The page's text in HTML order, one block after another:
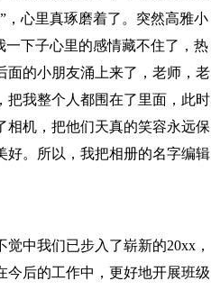
，心里真琢磨着了。突然高雅小
一下子心里的感情藏不住了，热
面的小朋友涌上来了，老师，老
把我整个人都围在了里面，此时
相机，把他们天真的笑容永远保
好。所以，我把相册的名字编辑
中我们已步入了崭新的20xx，
今后的工作中，更好地开展班级